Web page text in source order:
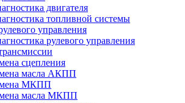
двигателя
топливной системы
управления
рулевого управления
сцепления
масла АКПП
МКПП
масла МКПП